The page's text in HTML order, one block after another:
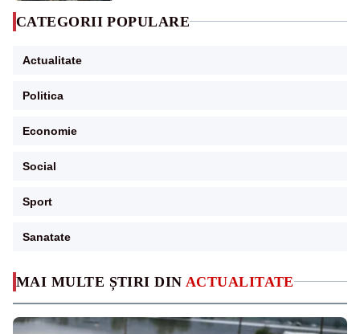
MAI MULTE ȘTIRI DIN ACTUALITATE
CATEGORII POPULARE
Actualitate
Politica
Economie
Social
Sport
Sanatate